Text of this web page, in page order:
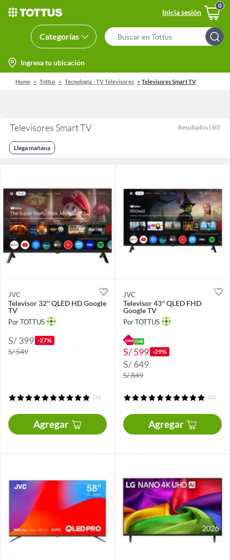
Inicia sesión
Categorías
Search
Bar
location-
icon
Ingresa tu ubicación
Home Tottus Tecnología - TV Televisores Televisores Smart TV
Televisores Smart TV Resultados (30)
Llega mañana
JVC
Televisor 32'' QLED HD Google
TV
Por TOTTUS
S/ 399 -27%
S/ 549
(31)
Agregar
JVC
Televisor 43'' QLED FHD
Google TV
Por TOTTUS
S/ 599 -29%
S/ 649
S/ 849
(22)
Agregar